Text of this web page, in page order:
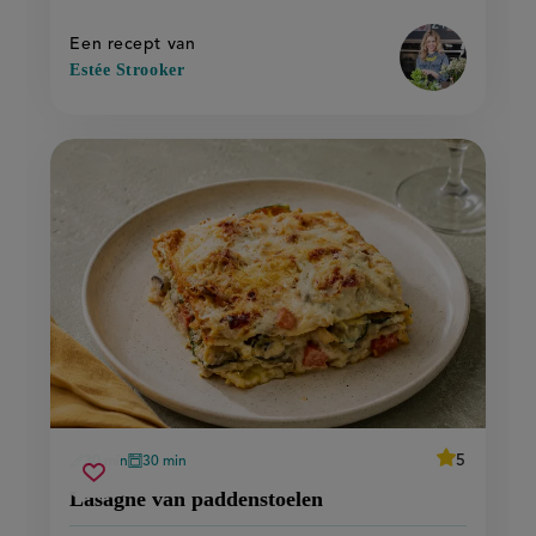
Een recept van
Estée Strooker
Lasagne van paddenstoelen
voorbereidingstijd
30 min
oventijd
30 min
average
5
Beoordeel
Sla
recept
lasagne
van
paddenstoelen